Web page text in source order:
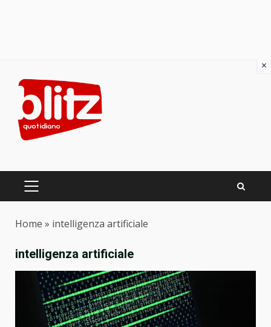
content
PRIMARY
Home » intelligenza artificiale
intelligenza artificiale
×